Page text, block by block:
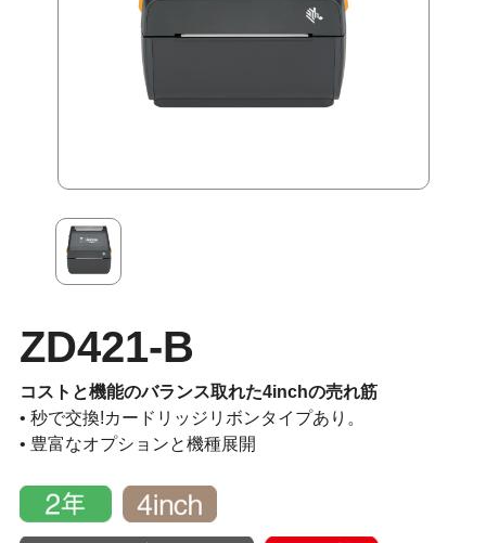
ZD421-B
コストと機能のバランス取れた4inchの売れ筋
• 秒で交換!カードリッジリボンタイプあり。
• 豊富なオプションと機種展開